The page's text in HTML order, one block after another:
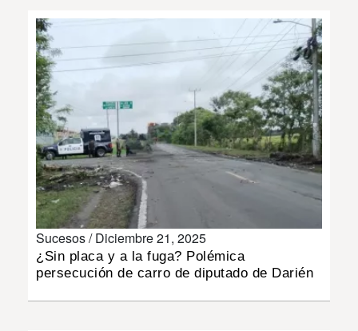
INSÓLITAS
MULTIMEDIA
IMPRESO
Sucesos /Diciembre 21, 2025
¿Sin placa y a la fuga? Polémica
persecución de carro de diputado de Darién